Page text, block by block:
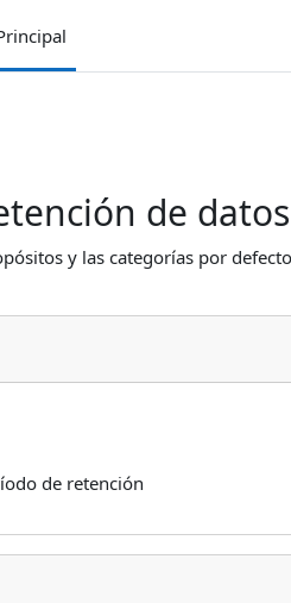
de datos
y las categorías por
de retención